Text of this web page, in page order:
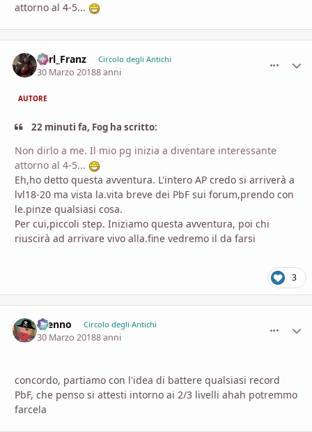
attorno al 4-5...
Karl_Franz Circolo degli Antichi
30 Marzo 20188 anni
AUTORE
22 minuti fa, Fog ha scritto:
Non dirlo a me. Il mio pg inizia a diventare interessante
attorno al 4-5...
Eh,ho detto questa avventura. L'intero AP credo si arriverà a
lvl18-20 ma vista la.vita breve dei PbF sui forum,prendo con
le.pinze qualsiasi cosa.
Per cui,piccoli step. Iniziamo questa avventura, poi chi
riuscirà ad arrivare vivo alla.fine vedremo il da farsi
3
Brenno Circolo degli Antichi
30 Marzo 20188 anni
concordo, partiamo con l'idea di battere qualsiasi record
PbF, che penso si attesti intorno ai 2/3 livelli ahah potremmo
farcela